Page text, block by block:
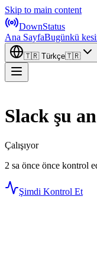
Skip to main content
DownStatus
Ana SayfaBugünkü
🇹🇷 Türkçe🇹🇷
Slack şu
Çalışıyor
2 sa önce önce kontrol
Şimdi Kontrol Et